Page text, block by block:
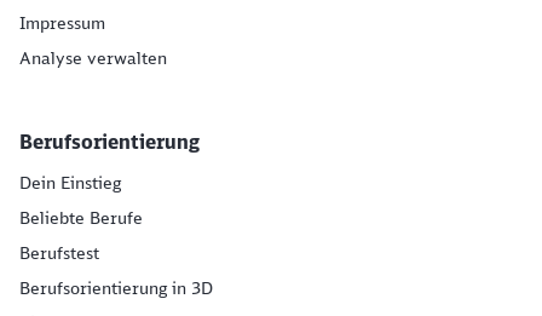
Impressum
Analyse verwalten
Berufsorientierung
Dein Einstieg
Beliebte Berufe
Berufstest
Berufsorientierung in 3D